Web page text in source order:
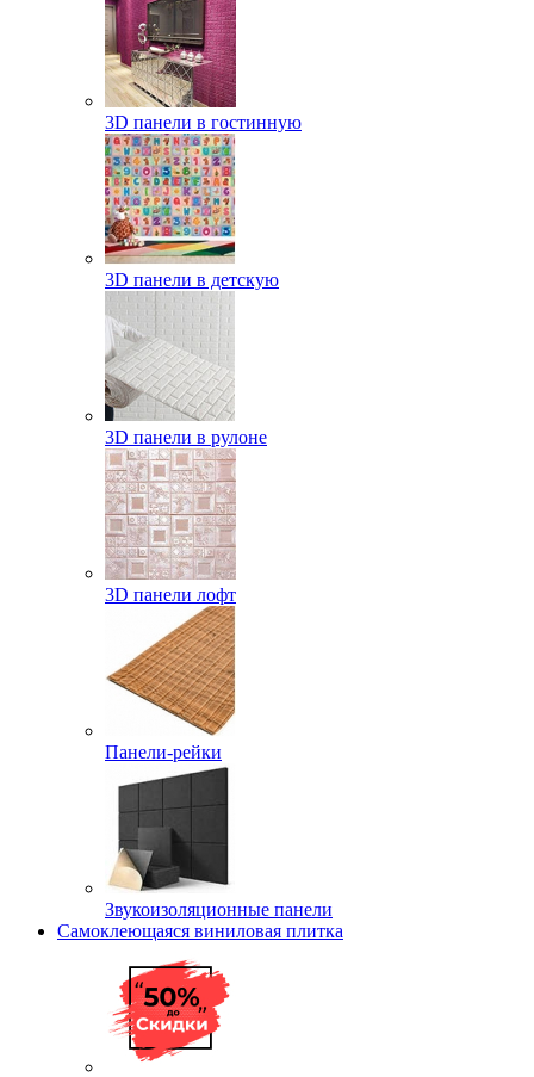
3D панели в гостинную
3D панели в детскую
3D панели в рулоне
3D панели лофт
Панели-рейки
Звукоизоляционные панели
Самоклеющаяся виниловая плитка